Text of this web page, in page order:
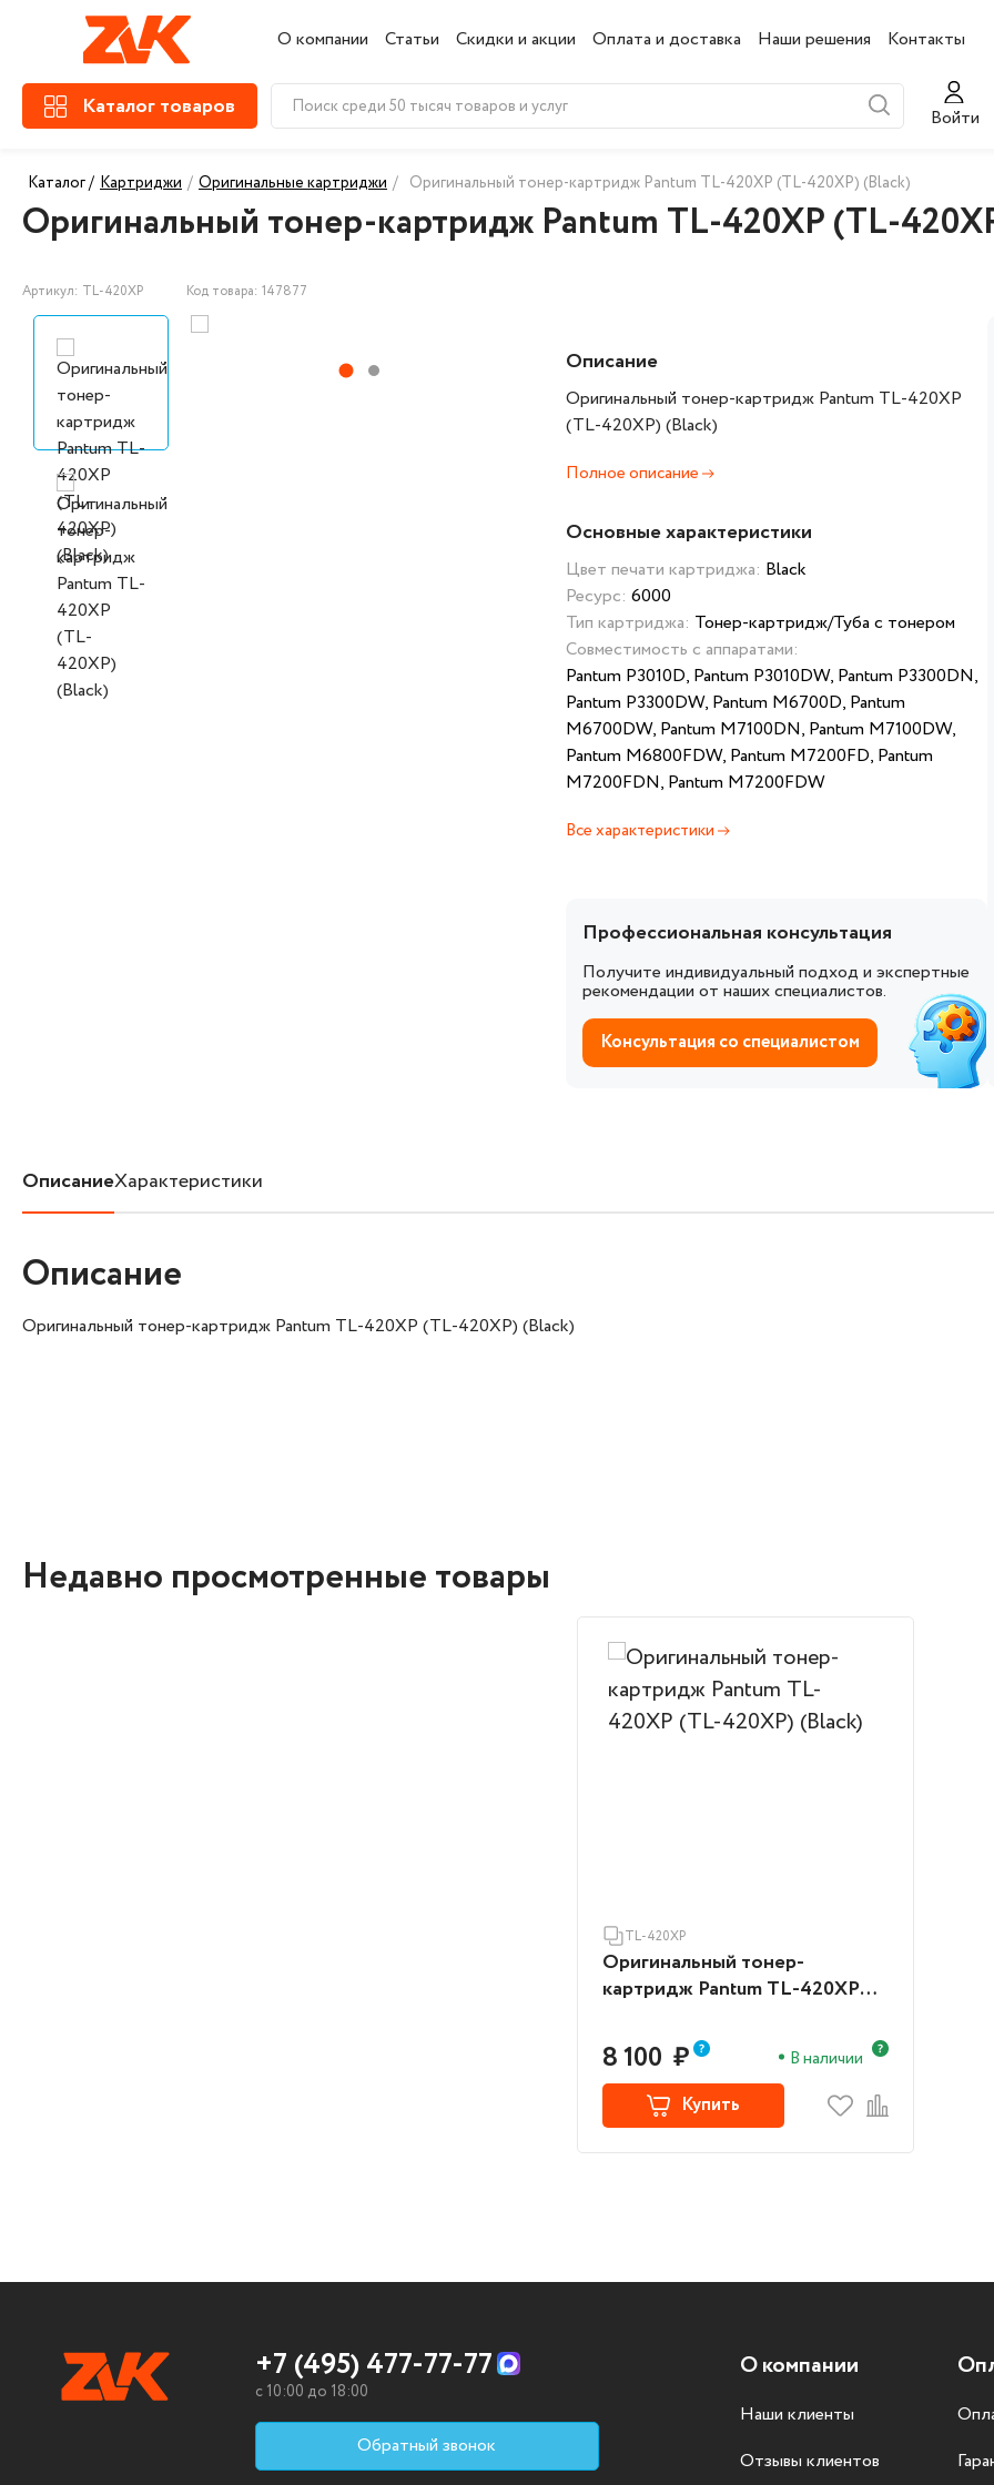
О компании Статьи Скидки и акции Оплата и доставка Наши решения Контакты
Каталог товаров Войти
Каталог / Картриджи / Оригинальные картриджи / Оригинальный тонер-картридж Pantum TL-420XP (TL-420XP) (Black)
Оригинальный тонер-картридж Pantum TL-420XP (TL-
Артикул: TL-420XP Код товара: 147877
Описание
Оригинальный тонер-картридж Pantum TL-420XP
(TL-420XP) (Black)
Полное описание
Основные характеристики
Цвет печати картриджа: Black
Ресурс: 6000
Тип картриджа: Тонер-картридж/Туба с тонером
Совместимость с аппаратами:
Pantum P3010D, Pantum P3010DW, Pantum P3300DN,
Pantum P3300DW, Pantum M6700D, Pantum
M6700DW, Pantum M7100DN, Pantum M7100DW,
Pantum M6800FDW, Pantum M7200FD, Pantum
M7200FDN, Pantum M7200FDW
Все характеристики
Профессиональная консультация
Получите индивидуальный подход и экспертные
рекомендации от наших специалистов.
Консультация со специалистом
ОписаниеХарактеристики
Описание
Оригинальный тонер-картридж Pantum TL-420XP (TL-420XP) (Black)
Недавно просмотренные товары
TL-420XP
Оригинальный тонер-
картридж Pantum TL-420XP
8 100 ₽ В наличии
Купить
+7 (495) 477-77-77
c 10:00 до 18:00
Обратный звонок
О компании
Наши клиенты
Отзывы клиентов